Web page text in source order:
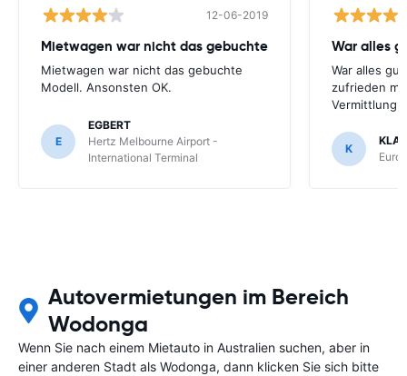
12-06-2019
Mietwagen war nicht das gebuchte
Mietwagen war nicht das gebuchte
Modell. Ansonsten OK.
E
EGBERT
Hertz Melbourne Airport -
International Terminal
War alles
War alles
zufrieden
Vermittlung
K
Autovermietungen im Bereich
Wodonga
Wenn Sie nach einem Mietauto in Australien suchen, aber in
einer anderen Stadt als Wodonga, dann klicken Sie sich bitte